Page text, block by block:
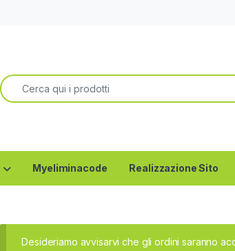
Ricerca per:
Myeliminacode Realizzazione Sito
Desideriamo avvisarvi che gli ordini saranno